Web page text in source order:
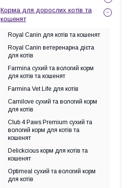
Корма для дорослих котів та
кошенят
Royal Canin для котів та кошенят
Royal Canin ветеренарна дієта
для котів
Farmina сухий та вологий корм
для котів та кошенят
Farmina Vet Life для котів
Carnilove сухий та вологий корм
для котів
Club 4 Paws Premium сухий та
вологий корм для котів та
кошенят
Delickcious корм для котів та
кошенят
Optimeal сухий та вологий корм
для котів